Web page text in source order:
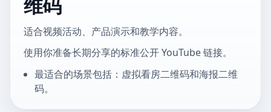
适合视频活动、产品演示和教学内容。
使用你准备长期分享的标准公开 YouTube 链接。
最适合的场景包括：虚拟看房二维码和海报二维
码。